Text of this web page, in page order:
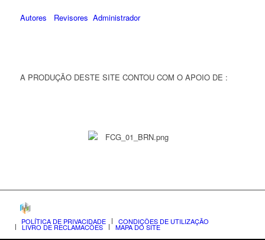
Autores Revisores Administrador
A PRODUÇÃO DESTE SITE CONTOU COM O APOIO DE :
POLÍTICA DE PRIVACIDADE CONDIÇÕES DE UTILIZAÇÃO
LIVRO DE RECLAMAÇÕES MAPA DO SITE